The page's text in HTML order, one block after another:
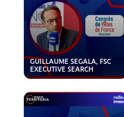
GUILLAUME SEGALA, FSC
EXECUTIVE SEARCH